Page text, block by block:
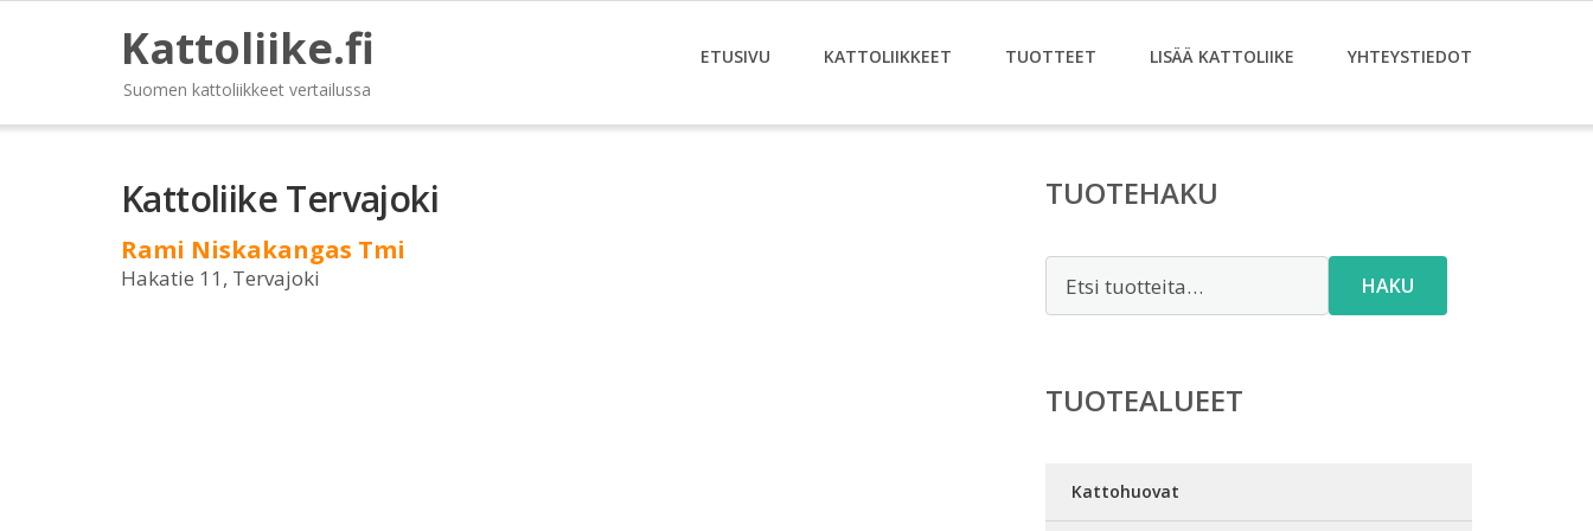
Kattoliike.fi
Suomen kattoliikkeet vertailussa
ETUSIVU KATTOLIIKKEET TUOTTEET LISÄÄ KATTOLIIKE YHTEYSTIEDOT
Kattoliike Tervajoki
Rami Niskakangas Tmi
Hakatie 11, Tervajoki
TUOTEHAKU
HAKU
TUOTEALUEET
Kattohuovat